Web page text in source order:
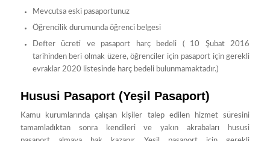
Mevcutsa eski pasaportunuz
Öğrencilik durumunda öğrenci belgesi
Defter ücreti ve pasaport harç bedeli ( 10 Şubat 2016
tarihinden beri olmak üzere, öğrenciler için pasaport için gerekli
evraklar 2020 listesinde harç bedeli bulunmamaktadır.)
Hususi Pasaport (Yeşil Pasaport)
Kamu kurumlarında çalışan kişiler talep edilen hizmet süresini
tamamladıktan sonra kendileri ve yakın akrabaları hususi